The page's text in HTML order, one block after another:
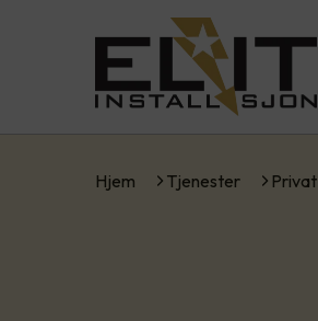
Hjem Tjenester Privat